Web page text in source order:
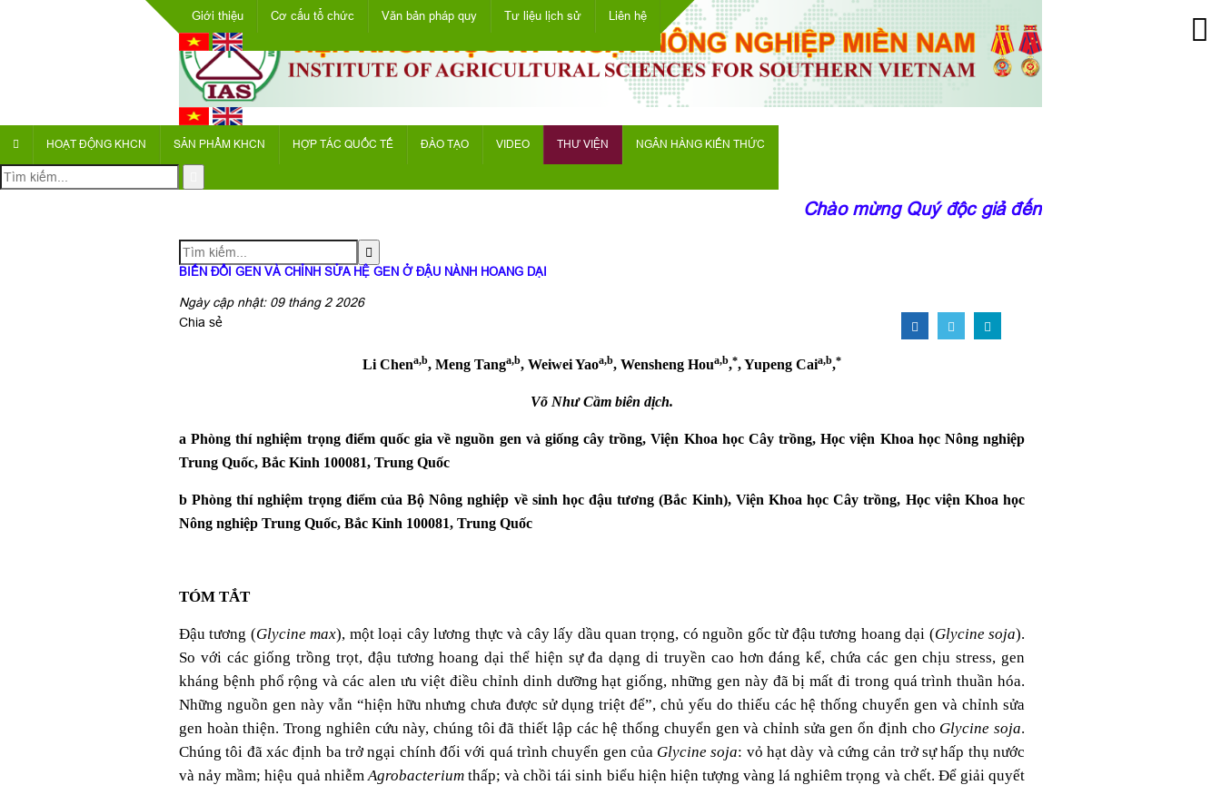
Giới thiệu Cơ cấu tổ chức Văn bản pháp quy Tư liệu lịch sử Liên hệ
HOẠT ĐỘNG KHCN SẢN PHẨM KHCN HỢP TÁC QUỐC TẾ ĐÀO TẠO VIDEO THƯ VIỆN NGÂN HÀNG KIẾN THỨC
Chào mừng Quý độc giả đến với trang thông tin
BIẾN ĐỔI GEN VÀ CHỈNH SỬA HỆ GEN Ở ĐẬU NÀNH HOANG DẠI
Ngày cập nhật: 09 tháng 2 2026
Chia sẻ
Li Chena,b, Meng Tanga,b, Weiwei Yaoa,b, Wensheng Houa,b,⁎, Yupeng Caia,b,⁎
Võ Như Cầm biên dịch.
a Phòng thí nghiệm trọng điểm quốc gia về nguồn gen và giống cây trồng, Viện Khoa học Cây trồng, Học viện Khoa học Nông nghiệp
Trung Quốc, Bắc Kinh 100081, Trung Quốc
b Phòng thí nghiệm trọng điểm của Bộ Nông nghiệp về sinh học đậu tương (Bắc Kinh), Viện Khoa học Cây trồng, Học viện Khoa học
Nông nghiệp Trung Quốc, Bắc Kinh 100081, Trung Quốc
TÓM TẮT
Đậu tương (Glycine max), một loại cây lương thực và cây lấy dầu quan trọng, có nguồn gốc từ đậu tương hoang dại (Glycine soja).
So với các giống trồng trọt, đậu tương hoang dại thể hiện sự đa dạng di truyền cao hơn đáng kể, chứa các gen chịu stress, gen
kháng bệnh phổ rộng và các alen ưu việt điều chỉnh dinh dưỡng hạt giống, những gen này đã bị mất đi trong quá trình thuần hóa.
Những nguồn gen này vẫn “hiện hữu nhưng chưa được sử dụng triệt để”, chủ yếu do thiếu các hệ thống chuyển gen và chỉnh sửa
gen hoàn thiện. Trong nghiên cứu này, chúng tôi đã thiết lập các hệ thống chuyển gen và chỉnh sửa gen ổn định cho Glycine soja.
Chúng tôi đã xác định ba trở ngại chính đối với quá trình chuyển gen của Glycine soja: vỏ hạt dày và cứng cản trở sự hấp thụ nước
và nảy mầm; hiệu quả nhiễm Agrobacterium thấp; và chồi tái sinh biểu hiện hiện tượng vàng lá nghiêm trọng và chết. Để giải quyết